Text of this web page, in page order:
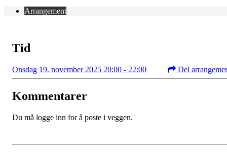
Arrangement
Tid
Onsdag 19. november 2025 20:00 - 22:00 Del
Kommentarer
Du må logge inn for å poste i veggen.